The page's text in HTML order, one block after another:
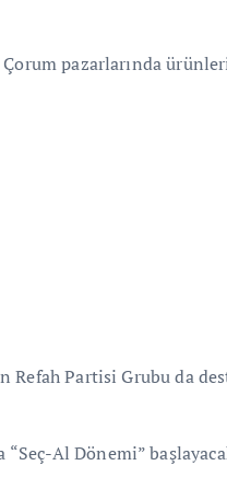
pazarlarında
Refah Partisi Grubu da
Al Dönemi”